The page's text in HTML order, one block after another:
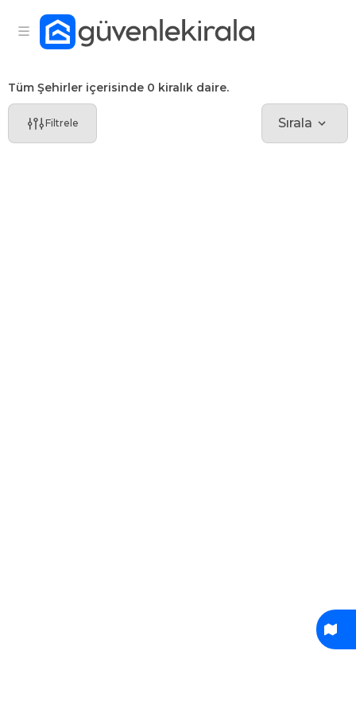
Tüm Şehirler içerisinde 0 kiralık daire.
Filtrele Sırala